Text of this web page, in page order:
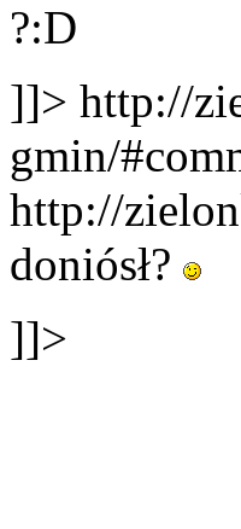
?:D
]]> http://
gmin/
http://
doniósł?
]]>